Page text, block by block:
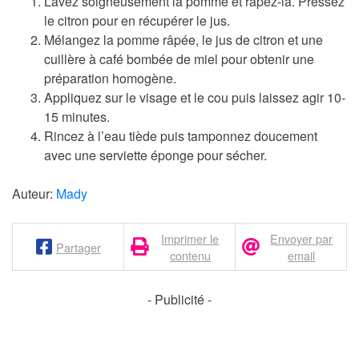
le citron pour en récupérer le jus.
Mélangez la pomme râpée, le jus de citron et une
cuillère à café bombée de miel pour obtenir une
préparation homogène.
Appliquez sur le visage et le cou puis laissez agir 10-
15 minutes.
Rincez à l’eau tiède puis tamponnez doucement
avec une serviette éponge pour sécher.
Auteur: Mady
Partager
Imprimer le
contenu
Envoyer par
email
- Publicité -